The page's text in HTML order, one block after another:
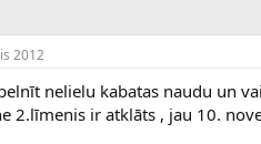
2012
nelielu kabatas naudu un
2.līmenis ir atklāts , jau 10.